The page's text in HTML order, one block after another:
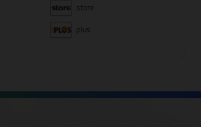
.store
.plus